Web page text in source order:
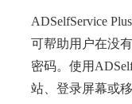
ADSelfService
可帮助用户在没
密码。使用
站、登录屏幕或